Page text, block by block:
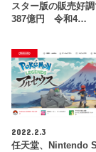
スター版の販売好
387億円 令和4…
2022.2.3
任天堂、Nintendo